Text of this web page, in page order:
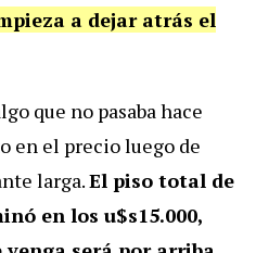
a dejar atrás el
que no pasaba hace
en el precio luego de
larga.El piso total de
en los u$s15.000,